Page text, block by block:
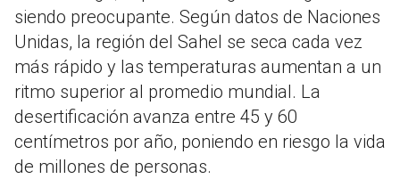
siendo preocupante. Según datos de Naciones
Unidas, la región del Sahel se seca cada vez
más rápido y las temperaturas aumentan a un
ritmo superior al promedio mundial. La
desertificación avanza entre 45 y 60
centímetros por año, poniendo en riesgo la vida
de millones de personas.